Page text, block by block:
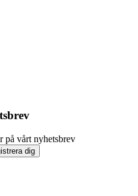
på vårt nyhetsbrev
dig